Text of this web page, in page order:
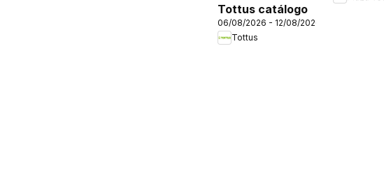
Tottus catálogo
06/08/2026 - 12/08/2026
Tottus